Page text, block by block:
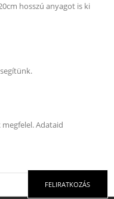
hosszú anyagot is ki
Adataid
FELIRATKOZÁS